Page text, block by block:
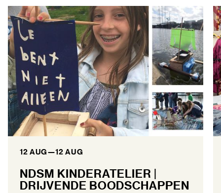
12 AUG—12 AUG
NDSM KINDERATELIER |
DRIJVENDE BOODSCHAPPEN